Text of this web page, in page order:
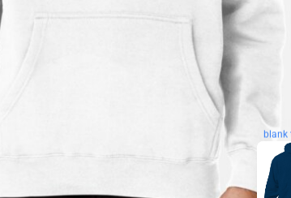
blank